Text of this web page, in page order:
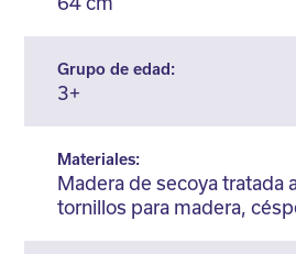
Grupo de edad:
3+
Materiales:
Madera de secoya tratada
tornillos para madera,